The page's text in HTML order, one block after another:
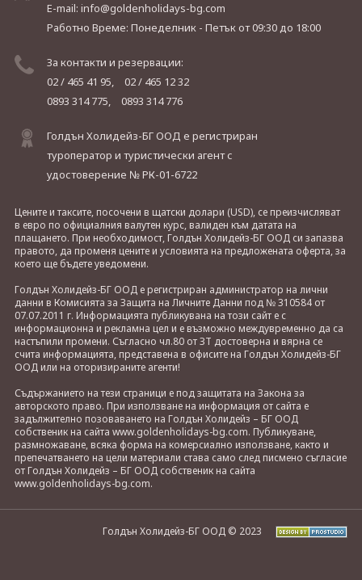
E-mail: info@goldenholidays-bg.com
Работно Време: Понеделник - Петъкот 09:30 до 18:00
За контакти и резервации:
02 / 465 41 95,
02 / 465 12 32
0893 314 775,
0893 314 776
Голдън Холидейз-БГ ООД е регистриран
туроператор и туристически агент с
удостоверение № РК-01-6722
Цените и таксите, посочени в щатски долари (USD), се преизчисляват
в евро по официалния валутен курс, валиден към датата на
плащането. При необходимост, Голдън Холидейз-БГ ООД си запазва
правото, да променя цените и условията на предложената оферта, за
което ще бъдете уведомени.
Голдън Холидейз-БГ ООД е регистриран администратор на лични
данни в Комисията за Защита на Личните Данни под № 310584 от
07.07.2011 г. Информацията публикувана на този сайт е с
информационна и рекламна цел и е възможно междувременно да са
настъпили промени. Съгласно чл.80 от ЗТ достоверна и вярна се
счита информацията, представена в офисите на Голдън Холидейз-БГ
ООД или на оторизираните агенти!
Съдържанието на тези страници е под защитата на Закона за
авторското право. При използване на информация от сайта е
задължително позоваването на Голдън Холидейз – БГ ООД
собственик на сайта www.goldenholidays-bg.com. Публикуване,
размножаване, всяка форма на комерсиално използване, както и
препечатването на цели материали става само след писмено съгласие
от Голдън Холидейз – БГ ООД собственик на сайта
www.goldenholidays-bg.com.
Голдън Холидейз-БГ ООД © 2023